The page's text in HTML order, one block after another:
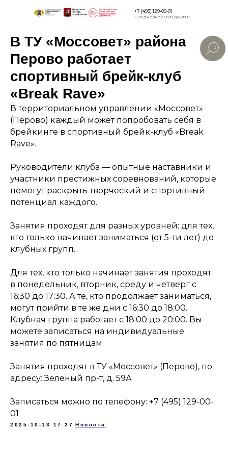
Версия для
+7 (495) 129-00-01
Ежедневно с 9:00 до 21:00
В ТУ «Моссовет» района
Перово работает
спортивный брейк-клуб
«Break Rave»
В территориальном управлении «Моссовет»
(Перово) каждый может попробовать себя в
брейкинге в спортивный брейк-клуб «Break
Rave».
Руководители клуба — опытные наставники и
участники престижных соревнований, которые
помогут раскрыть творческий и спортивный
потенциал каждого.
Занятия проходят для разных уровней: для тех,
кто только начинает заниматься (от 5-ти лет) до
клубных групп.
Для тех, кто только начинает занятия проходят
в понедельник, вторник, среду и четверг с
16:30 до 17:30. А те, кто продолжает заниматься,
могут прийти в те же дни с 16:30 до 18:00.
Клубная группа работает с 18:00 до 20:00. Вы
можете записаться на индивидуальные
занятия по пятницам.
Занятия проходят в ТУ «Моссовет» (Перово), по
адресу: Зеленый пр-т, д. 59А
Записаться можно по телефону: +7 (495) 129-00-
01
2025-10-13 17:27 Новости